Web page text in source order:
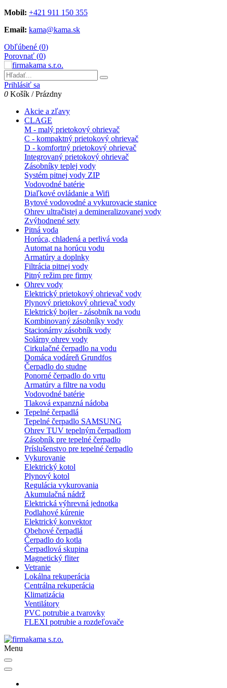
Mobil: +421 911 150 355
Email: kama@kama.sk
Obľúbené (0)
Porovnať (0)
Prihlásiť sa
0 Košík /Prázdny
Akcie a zľavy
CLAGE
M - malý prietokový ohrievač
C - kompaktný prietokový ohrievač
D - komfortný prietokový ohrievač
Integrovaný prietokový ohrievač
Zásobníky teplej vody
Systém pitnej vody ZIP
Vodovodné batérie
Diaľkové ovládanie a Wifi
Bytové vodovodné a vykurovacie stanice
Ohrev ultračistej a demineralizovanej vody
Zvýhodnené sety
Pitná voda
Horúca, chladená a perlivá voda
Automat na horúcu vodu
Armatúry a doplnky
Filtrácia pitnej vody
Pitný režim pre firmy
Ohrev vody
Elektrický prietokový ohrievač vody
Plynový prietokový ohrievač vody
Elektrický bojler - zásobník na vodu
Kombinovaný zásobníky vody
Stacionárny zásobník vody
Solárny ohrev vody
Cirkulačné čerpadlo na vodu
Domáca vodáreň Grundfos
Čerpadlo do studne
Ponorné čerpadlo do vrtu
Armatúry a filtre na vodu
Vodovodné batérie
Tlaková expanzná nádoba
Tepelné čerpadlá
Tepelné čerpadlo SAMSUNG
Ohrev TUV tepelným čerpadlom
Zásobník pre tepelné čerpadlo
Príslušenstvo pre tepelné čerpadlo
Vykurovanie
Elektrický kotol
Plynový kotol
Regulácia vykurovania
Akumulačná nádrž
Elektrická výhrevná jednotka
Podlahové kúrenie
Elektrický konvektor
Obehové čerpadlá
Čerpadlo do kotla
Čerpadlová skupina
Magnetický fliter
Vetranie
Lokálna rekuperácia
Centrálna rekuperácia
Klimatizácia
Ventilátory
PVC potrubie a tvarovky
FLEXI potrubie a rozdeľovače
Menu